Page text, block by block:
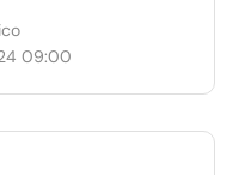
09:00